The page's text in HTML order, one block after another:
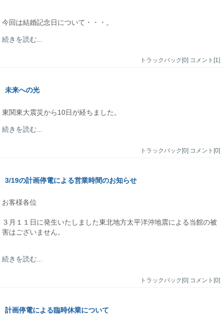
今回は結婚記念日について・・・。
続きを読む...
トラックバック[0] コメント[1]
未来への光
東関東大震災から10日が経ちました。
続きを読む...
トラックバック[0] コメント[0]
3/19の計画停電による営業時間のお知らせ
お客様各位
３月１１日に発生いたしました東北地方太平洋沖地震による当館の被
害はございません。
続きを読む...
トラックバック[0] コメント[0]
計画停電による臨時休業について